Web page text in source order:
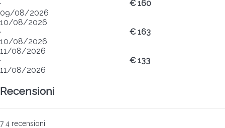
·
09/08/2026
€ 160
10/08/2026
·
10/08/2026
€ 163
11/08/2026
·
11/08/2026
€ 133
Recensioni
7 4 recensioni